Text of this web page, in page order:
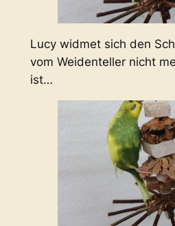
Lucy widmet sich den
vom Weidenteller nicht
ist…